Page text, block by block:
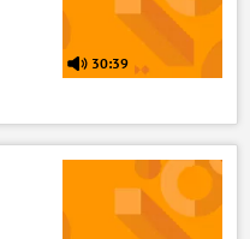
30:39